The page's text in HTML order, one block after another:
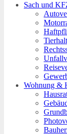
Sach und
Wohnung &